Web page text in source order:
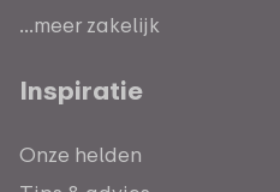
...meer zakelijk
Inspiratie
Onze helden